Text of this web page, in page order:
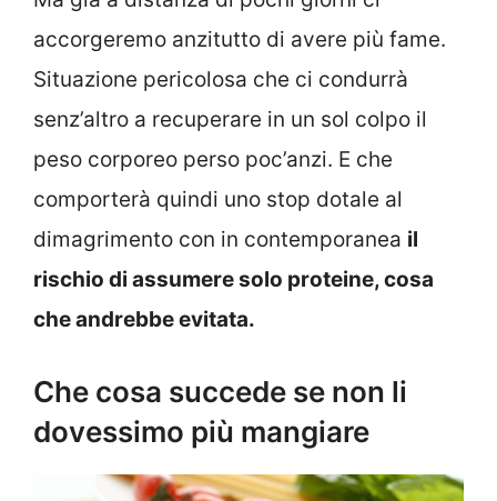
accorgeremo anzitutto di avere più fame.
Situazione pericolosa che ci condurrà
senz’altro a recuperare in un sol colpo il
peso corporeo perso poc’anzi. E che
comporterà quindi uno stop dotale al
dimagrimento con in contemporanea il
rischio di assumere solo proteine, cosa
che andrebbe evitata.
Che cosa succede se non li
dovessimo più mangiare